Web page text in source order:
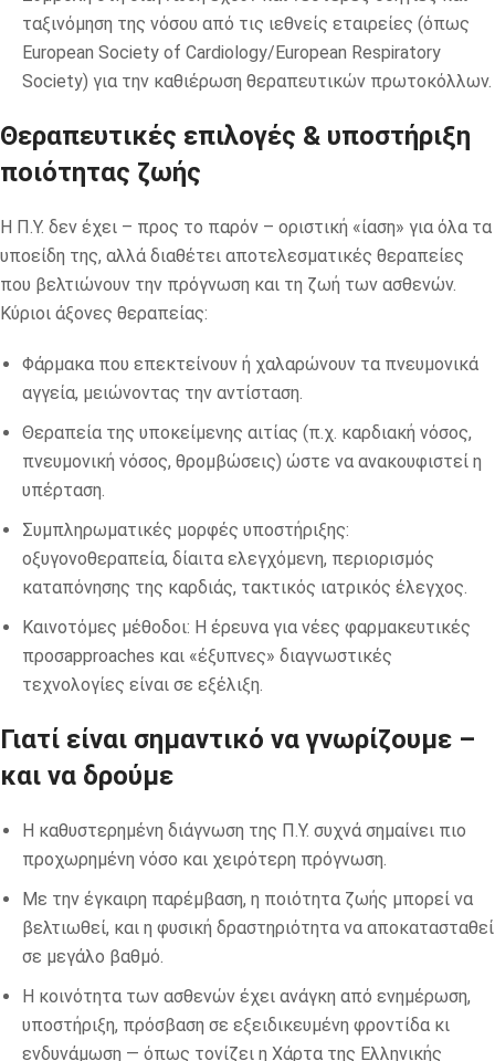
ταξινόμηση της νόσου από τις ιεθνείς εταιρείες (όπως
European Society of Cardiology/European Respiratory
Society) για την καθιέρωση θεραπευτικών πρωτοκόλλων.
Θεραπευτικές επιλογές & υποστήριξη
ποιότητας ζωής
Η Π.Υ. δεν έχει – προς το παρόν – οριστική «ίαση» για όλα τα
υποείδη της, αλλά διαθέτει αποτελεσματικές θεραπείες
που βελτιώνουν την πρόγνωση και τη ζωή των ασθενών.
Κύριοι άξονες θεραπείας:
Φάρμακα που επεκτείνουν ή χαλαρώνουν τα πνευμονικά
αγγεία, μειώνοντας την αντίσταση.
Θεραπεία της υποκείμενης αιτίας (π.χ. καρδιακή νόσος,
πνευμονική νόσος, θρομβώσεις) ώστε να ανακουφιστεί η
υπέρταση.
Συμπληρωματικές μορφές υποστήριξης:
οξυγονοθεραπεία, δίαιτα ελεγχόμενη, περιορισμός
καταπόνησης της καρδιάς, τακτικός ιατρικός έλεγχος.
Καινοτόμες μέθοδοι: Η έρευνα για νέες φαρμακευτικές
προσapproaches και «έξυπνες» διαγνωστικές
τεχνολογίες είναι σε εξέλιξη.
Γιατί είναι σημαντικό να γνωρίζουμε –
και να δρούμε
Η καθυστερημένη διάγνωση της Π.Υ. συχνά σημαίνει πιο
προχωρημένη νόσο και χειρότερη πρόγνωση.
Με την έγκαιρη παρέμβαση, η ποιότητα ζωής μπορεί να
βελτιωθεί, και η φυσική δραστηριότητα να αποκατασταθεί
σε μεγάλο βαθμό.
Η κοινότητα των ασθενών έχει ανάγκη από ενημέρωση,
υποστήριξη, πρόσβαση σε εξειδικευμένη φροντίδα κι
ενδυνάμωση — όπως τονίζει η Χάρτα της Ελληνικής